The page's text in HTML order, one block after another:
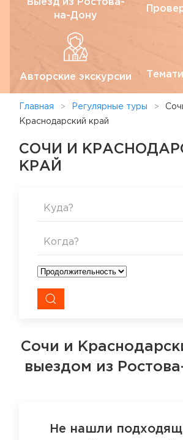
Выезд из Ростова-
на-Дону
Авторские экскурсии
Главная Регулярные туры
Краснодарский край
СОЧИ И
КРАЙ
Куда?
Когда?
Сочи и
выездом из
Не нашли